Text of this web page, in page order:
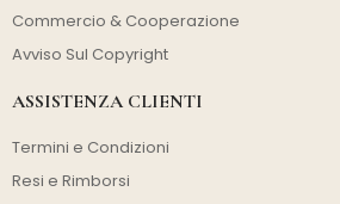
Commercio & Cooperazione
Avviso Sul Copyright
ASSISTENZA CLIENTI
Termini e Condizioni
Resi e Rimborsi